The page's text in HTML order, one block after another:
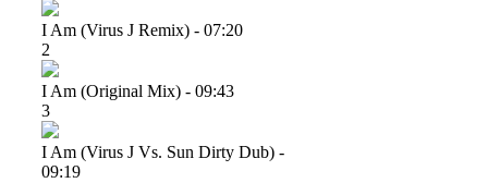
I Am (virus J Remix) - 07:20
2
I Am (original Mix) - 09:43
3
I Am (virus J Vs. Sun Dirty Dub) -
09:19